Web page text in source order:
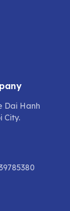
Dai Hanh
City.